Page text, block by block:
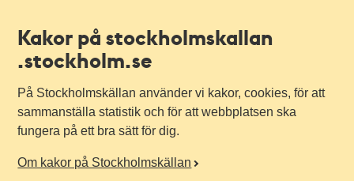
Kakor på stockholmskallan
.stockholm.se
På Stockholmskällan använder vi kakor, cookies, för att
sammanställa statistik och för att webbplatsen ska
fungera på ett bra sätt för dig.
Om kakor på Stockholmskällan